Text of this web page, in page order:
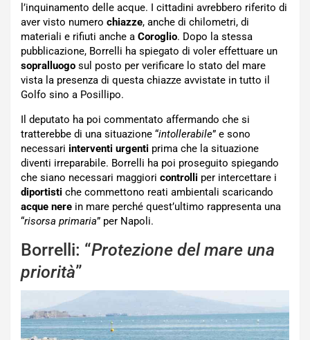
l’inquinamento delle acque. I cittadini avrebbero riferito di
aver visto numero chiazze, anche di chilometri, di
materiali e rifiuti anche a Coroglio. Dopo la stessa
pubblicazione, Borrelli ha spiegato di voler effettuare un
sopralluogo sul posto per verificare lo stato del mare
vista la presenza di questa chiazze avvistate in tutto il
Golfo sino a Posillipo.
Il deputato ha poi commentato affermando che si
tratterebbe di una situazione “intollerabile” e sono
necessari interventi urgenti prima che la situazione
diventi irreparabile. Borrelli ha poi proseguito spiegando
che siano necessari maggiori controlli per intercettare i
diportisti che commettono reati ambientali scaricando
acque nere in mare perché quest’ultimo rappresenta una
“risorsa primaria” per Napoli.
Borrelli: “Protezione del mare una
priorità”